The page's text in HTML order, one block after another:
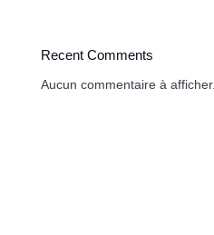
Recent Comments
Aucun commentaire à afficher.